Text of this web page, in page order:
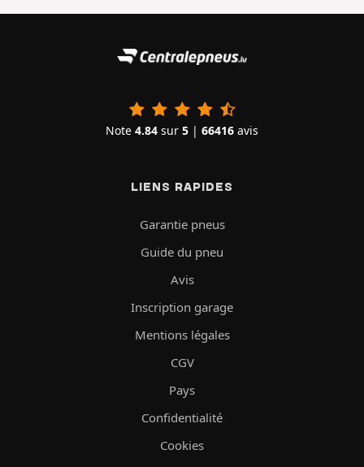
Note 4.84 sur 5 | 66416 avis
LIENS RAPIDES
Garantie pneus
Guide du pneu
Avis
Inscription garage
Mentions légales
CGV
Pays
Confidentialité
Cookies